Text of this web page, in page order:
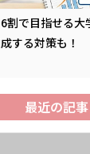
割で目指せる大
する対策も！
最近の記事